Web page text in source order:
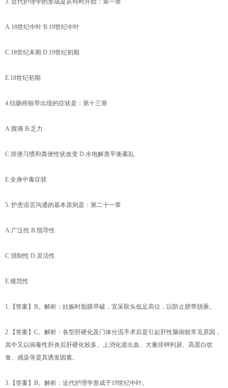
A.18世纪中叶 B.19世纪中叶
C.18世纪末期 D.19世纪初期
E.18世纪初期
4.结肠癌较早出现的症状是：第十三章
A.腹痛 B.乏力
C.排便习惯和粪便性状改变 D.水电解质平衡紊乱
E.全身中毒症状
5. 护患语言沟通的基本原则是：第二十一章
A.广泛性 B.指导性
C.强制性 D.灵活性
E.规范性
1.【答案】B。解析：妊娠时胎膜早破，宜采取头低足高位，以防止脐带脱垂。
2.【答案】C。解析：各型肝硬化及门体分流手术后是引起肝性脑病较常见原因，
其中又以病毒性肝炎后肝硬化较多。上消化道出血、大量排钾利尿、高蛋白饮
食、感染等是其诱发因素。
3.【答案】B。解析：近代护理学形成于19世纪中叶。